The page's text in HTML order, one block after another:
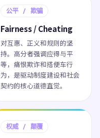
公平 / 欺骗
Fairness / Cheating
对互惠、正义和规则的坚
持。高分者强调应得与平
等，痛恨欺诈和搭便车行
为，是驱动制度建设和社会
契约的核心道德直觉。
权威 / 颠覆